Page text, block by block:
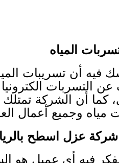
المياه
فيه أن تسريبات
عن التسربات
كما أن الشركة
مياه وجميع أعمال
عزل اسطح
فيه أي عميل هو